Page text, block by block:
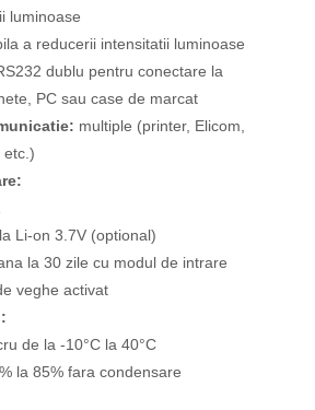
luminoase
a reducerii intensitatii luminoase
dublu pentru conectare la
PC sau case de marcat
multiple (printer, Elicom,
etc.)
Li-on 3.7V (optional)
la 30 zile cu modul de intrare
veghe activat
de la -10°C la 40°C
la 85% fara condensare